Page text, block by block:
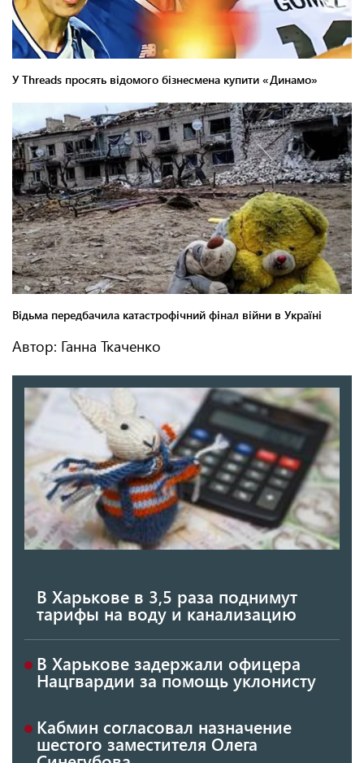
Автор: Ганна Ткаченко
В Харькове в 3,5 раза поднимут
тарифы на воду и канализацию
В Харькове задержали офицера
Нацгвардии за помощь уклонисту
Кабмин согласовал назначение
шестого заместителя Олега